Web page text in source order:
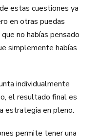
estas cuestiones ya
en otras puedas
no habías pensado
simplemente habías
individualmente
el resultado final es
estrategia en pleno.
permite tener una